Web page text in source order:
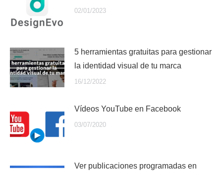
02/01/2023
5 herramientas gratuitas para gestionar
la identidad visual de tu marca
16/12/2022
Vídeos YouTube en Facebook
03/07/2020
Ver publicaciones programadas en